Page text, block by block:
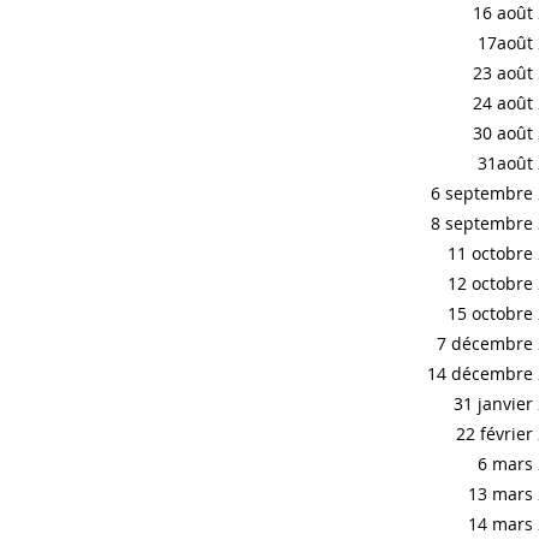
16 août
17août
23 août
24 août
30 août
31août
6 septembre
8 septembre
11 octobre
12 octobre
15 octobre
7 décembre
14 décembre
31 janvier
22 février
6 mars
13 mars
14 mars